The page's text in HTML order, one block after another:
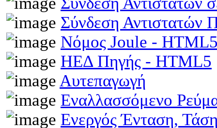
Σύνδεση
Νόμος Joule -
ΗΕΔ Πηγής - HTML5
Αυτεπαγωγή
Εναλλασσόμενο
Ενεργός Ένταση,